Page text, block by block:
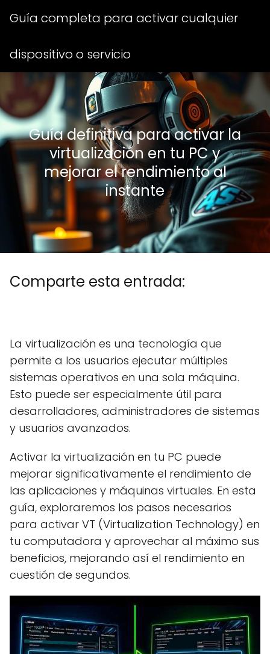
Guía completa para activar cualquier
dispositivo o servicio
Guía definitiva para activar la
virtualización en tu PC y
mejorar el rendimiento al
instante
Comparte esta entrada:
p
a
r
t
r
e
n
w
i
t
t
e
r
)
p
r
t
i
r
e
n
e
o
o
k
p
a
r
t
i
r
e
n
t
e
r
e
s
t
p
a
r
t
i
r
e
n
k
e
d
I
n
n
La virtualización es una tecnología que
permite a los usuarios ejecutar múltiples
sistemas operativos en una sola máquina.
Esto puede ser especialmente útil para
desarrolladores, administradores de sistemas
y usuarios avanzados.
Activar la virtualización en tu PC puede
mejorar significativamente el rendimiento de
las aplicaciones y máquinas virtuales. En esta
guía, exploraremos los pasos necesarios
para activar VT (Virtualization Technology) en
tu computadora y aprovechar al máximo sus
beneficios, mejorando así el rendimiento en
cuestión de segundos.